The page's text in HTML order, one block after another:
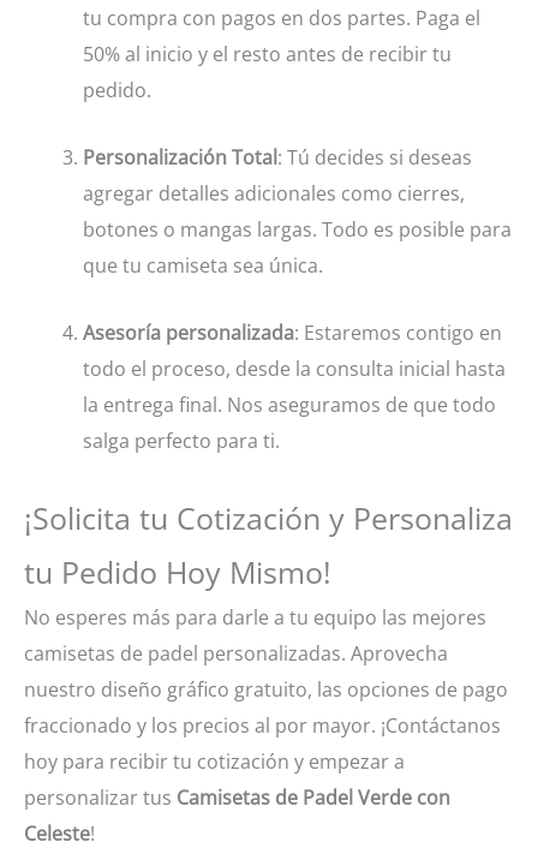
tu compra con pagos en dos partes. Paga el
50% al inicio y el resto antes de recibir tu
pedido.
Personalización Total: Tú decides si deseas
agregar detalles adicionales como cierres,
botones o mangas largas. Todo es posible para
que tu camiseta sea única.
Asesoría personalizada: Estaremos contigo en
todo el proceso, desde la consulta inicial hasta
la entrega final. Nos aseguramos de que todo
salga perfecto para ti.
¡Solicita tu Cotización y Personaliza
tu Pedido Hoy Mismo!
No esperes más para darle a tu equipo las mejores
camisetas de padel personalizadas. Aprovecha
nuestro diseño gráfico gratuito, las opciones de pago
fraccionado y los precios al por mayor. ¡Contáctanos
hoy para recibir tu cotización y empezar a
personalizar tus Camisetas de Padel Verde con
Celeste!